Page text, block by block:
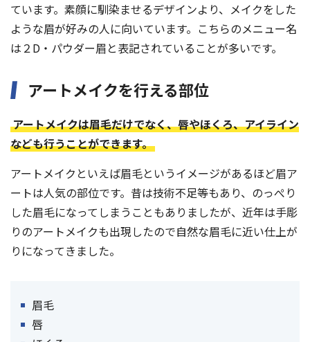
ています。素顔に馴染ませるデザインより、メイクをした
ような眉が好みの人に向いています。こちらのメニュー名
は２D・パウダー眉と表記されていることが多いです。
アートメイクを行える部位
アートメイクは眉毛だけでなく、唇やほくろ、アイライン
なども行うことができます。
アートメイクといえば眉毛というイメージがあるほど眉ア
ートは人気の部位です。昔は技術不足等もあり、のっぺり
した眉毛になってしまうこともありましたが、近年は手彫
りのアートメイクも出現したので自然な眉毛に近い仕上が
りになってきました。
眉毛
唇